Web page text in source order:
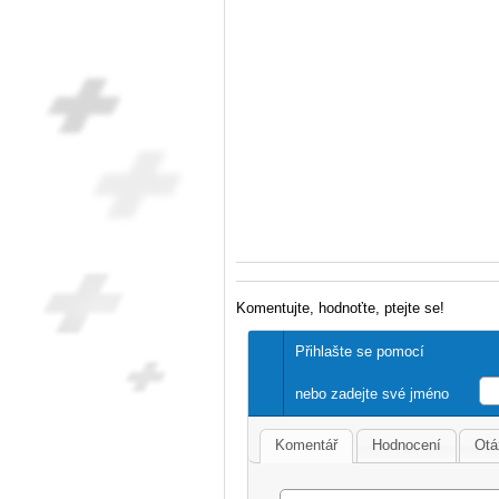
Komentujte, hodnoťte, ptejte se!
Přihlašte se pomocí
nebo zadejte své jméno
Komentář Hodnocení